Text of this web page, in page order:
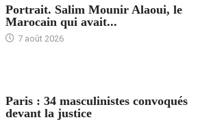
Portrait. Salim Mounir Alaoui, le
Marocain qui avait...
7 août 2026
Paris : 34 masculinistes convoqués
devant la justice